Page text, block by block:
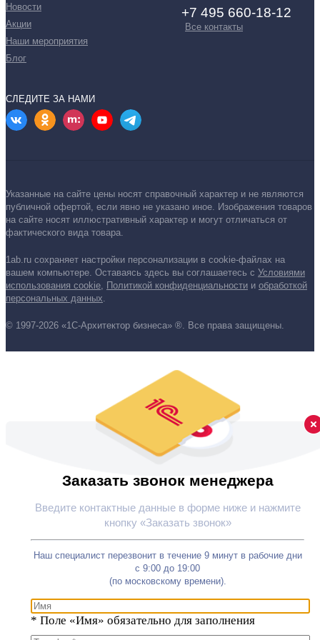
Новости
Акции
Наши мероприятия
Блог
+7 495 660-18-12
Все контакты
СЛЕДИТЕ ЗА НАМИ
Указанные на сайте цены носят справочный характер и не являются
публичной офертой, если явно не указано иное. Изображения товаров
на сайте носят иллюстративный характер и могут отличаться от
фактического вида товара.
1ab.ru сохраняет настройки персонализации в cookie‑файлах на
вашем компьютере. Оставаясь здесь вы соглашаетесь с Условиями
использования cookie, Политикой конфиденциальности и обработкой
персональных данных.
© 1997-2026 «1С-Архитектор бизнеса» ®. Все права защищены.
Заказать звонок менеджера
Введите контактные данные в форме ниже и нажмите
кнопку «Заказать звонок»
Наш специалист перезвонит в течение 9 минут в рабочие дни
с 9:00 до 19:00
(по московскому времени).
* Поле «Имя» обязательно для заполнения